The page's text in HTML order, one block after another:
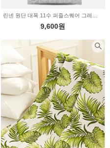
9,600원